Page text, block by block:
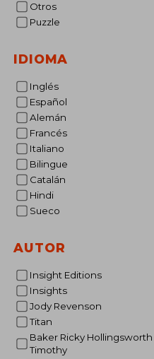
Otros
Puzzle
IDIOMA
Inglés
Español
Alemán
Francés
Italiano
Bilingue
Catalán
Hindi
Sueco
AUTOR
Insight Editions
Insights
Jody Revenson
Titan
Baker Ricky Hollingsworth
Timothy